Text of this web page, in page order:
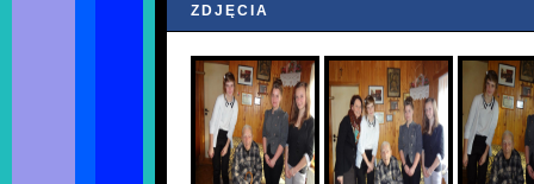
ZDJĘCIA